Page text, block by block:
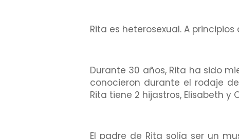
Rita es heterosexual. A
Durante 30 años, Rita ha sido
conocieron durante el rodaje
Rita tiene 2 hijastros, Elisabeth
El padre de Rita solía ser un